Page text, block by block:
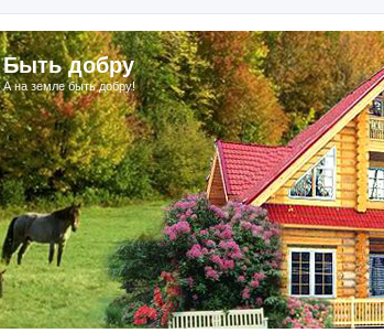
Быть добру
А на земле быть добру!